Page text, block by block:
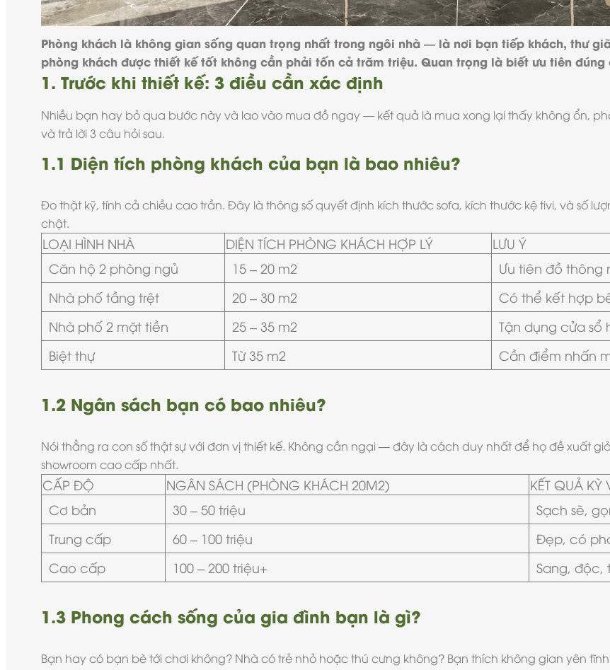
Phòng khách là không gian sống quan trọng nhất trong ngôi nhà — là nơi bạn tiếp khách, thư
phòng khách được thiết kế tốt không cần phải tốn cả trăm triệu. Quan trọng là biết ưu tiên đúng
1. Trước khi thiết kế: 3 điều cần xác định
Nhiều bạn hay bỏ qua bước này và lao vào mua đồ ngay — kết quả là mua xong lại thấy không ổn,
và trả lời 3 câu hỏi sau.
1.1 Diện tích phòng khách của bạn là bao nhiêu?
Đo thật kỹ, tính cả chiều cao trần. Đây là thông số quyết định kích thước sofa, kích thước kệ tivi, và số
chật.
LOẠI HÌNH NHÀ DIỆN TÍCH PHÒNG KHÁCH HỢP LÝ
LƯU Ý
Căn hộ 2 phòng ngủ
15 – 20 m2
Ưu tiên đồ thông
Nhà phố tầng trệt
20 – 30 m2
Có thể kết hợp
Nhà phố 2 mặt tiền
25 – 35 m2
Tận dụng cửa sổ
Biệt thự
Từ 35 m2 Cần điểm nhấn
1.2 Ngân sách bạn có bao nhiêu?
Nói thẳng ra con số thật sự với đơn vị thiết kế. Không cần ngại — đây là cách duy nhất để họ đề xuất
showroom cao cấp nhất.
CẤP ĐỘ NGÂN SÁCH (PHÒNG KHÁCH 20M2)
KẾT QUẢ KỲ
Cơ bản
30 – 50 triệu
Sạch sẽ,
Trung cấp
60 – 100 triệu
Đẹp, có
Cao cấp
100 – 200 triệu+ Sang, độc,
1.3 Phong cách sống của gia đình bạn là gì?
Bạn hay có bạn bè tới chơi không? Nhà có trẻ nhỏ hoặc thú cưng không? Bạn thích không gian yên